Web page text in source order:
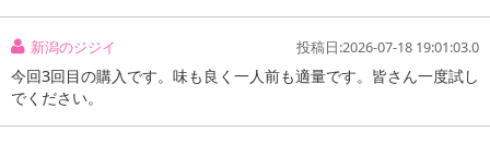
新潟のジジイ 投稿日:2026-07-18 19:01:03.0
今回3回目の購入です。味も良く一人前も適量です。皆さん一度試し
でください。